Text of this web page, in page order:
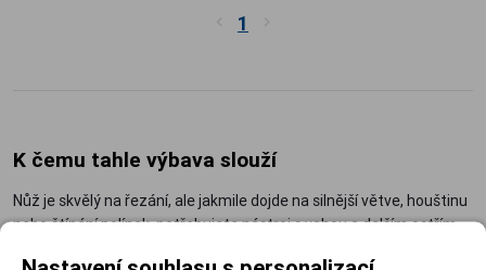
1
K čemu tahle výbava slouží
Nůž je skvělý na řezání, ale jakmile dojde na silnější větve, houštinu
nebo štípání polínek, potřebujete nástroj s vahou a delším ostřím.